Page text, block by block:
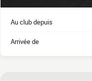
Au club depuis
Arrivée de